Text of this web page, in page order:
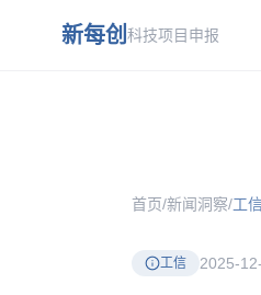
新每创 科技项目申报
首页/新闻洞察/工
工信 2025-